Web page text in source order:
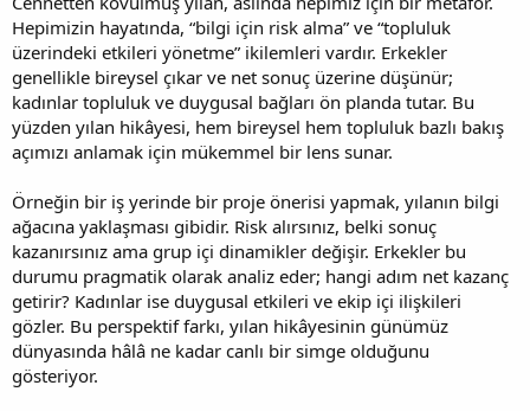
Hepimizin hayatında, “bilgi için risk alma” ve “topluluk
üzerindeki etkileri yönetme” ikilemleri vardır. Erkekler
genellikle bireysel çıkar ve net sonuç üzerine düşünür;
kadınlar topluluk ve duygusal bağları ön planda tutar. Bu
yüzden yılan hikâyesi, hem bireysel hem topluluk bazlı bakış
açımızı anlamak için mükemmel bir lens sunar.
Örneğin bir iş yerinde bir proje önerisi yapmak, yılanın bilgi
ağacına yaklaşması gibidir. Risk alırsınız, belki sonuç
kazanırsınız ama grup içi dinamikler değişir. Erkekler bu
durumu pragmatik olarak analiz eder; hangi adım net kazanç
getirir? Kadınlar ise duygusal etkileri ve ekip içi ilişkileri
gözler. Bu perspektif farkı, yılan hikâyesinin günümüz
dünyasında hâlâ ne kadar canlı bir simge olduğunu
gösteriyor.